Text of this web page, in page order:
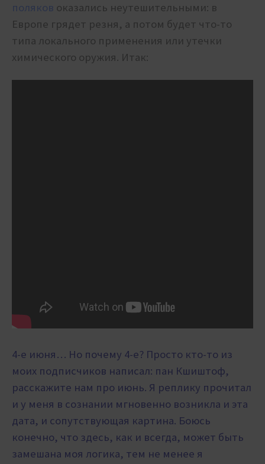
поляков оказались неутешительными: в
Европе грядет резня, а потом будет что-то
типа локального применения или утечки
химического оружия. Итак:
4-е июня… Но почему 4-е? Просто кто-то из
моих подписчиков написал: пан Кшиштоф,
расскажите нам про июнь. Я реплику прочитал
и у меня в сознании мгновенно возникла и эта
дата, и сопутствующая картина. Боюсь
конечно, что здесь, как и всегда, может быть
замешана моя логика, тем не менее я